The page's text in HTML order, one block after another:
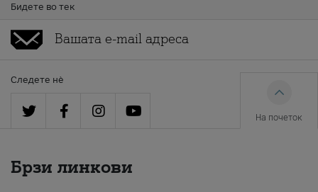
Бидете во тек
Следете нè
На почеток
Брзи линкови